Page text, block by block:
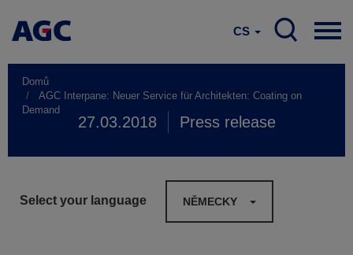
CS
Domů
AGC Interpane: Neuer Service für Architekten: Coating on
Demand
27.03.2018 Press release
Select your language NĚMECKY